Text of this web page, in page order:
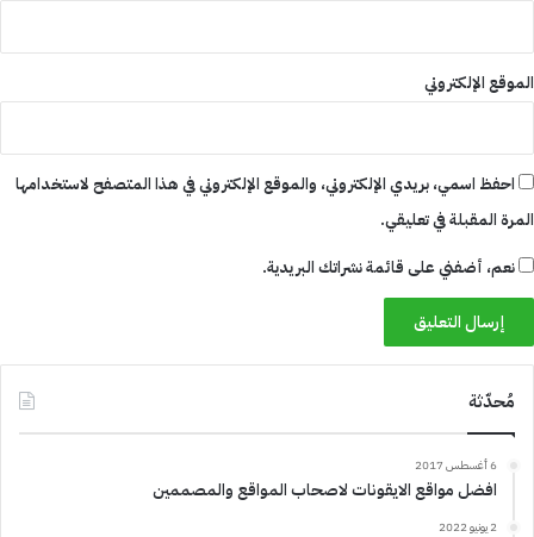
الموقع الإلكتروني
احفظ اسمي، بريدي الإلكتروني، والموقع الإلكتروني في هذا المتصفح لاستخدامها
المرة المقبلة في تعليقي.
نعم، أضفني على قائمة نشراتك البريدية.
مُحدّثة
6 أغسطس 2017
افضل مواقع الايقونات لاصحاب المواقع والمصممين
2 يونيو 2022